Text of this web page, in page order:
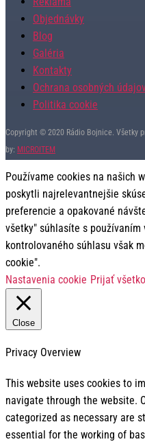
Objednávky
Blog
Galéria
Kontakty
Ochrana osobných
Politika cookie
Copyright © 2020 Rádio Bojnice. Všetky
by: MICROITEM
Používame cookies na našich
poskytli najrelevantnejšie
preferencie a opakované
všetky" súhlasíte s používaním
kontrolovaného súhlasu však
cookie".
Nastavenia cookie Prijať všetko
Close
Privacy Overview
This website uses cookies to
navigate through the website.
categorized as necessary are
essential for the working of